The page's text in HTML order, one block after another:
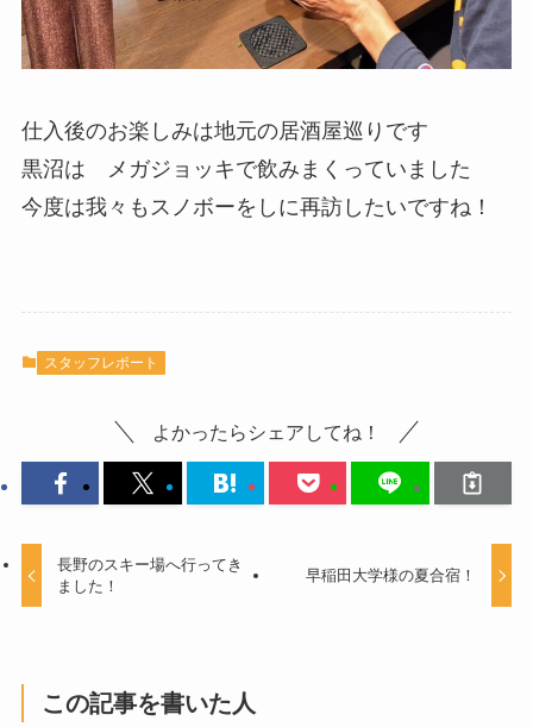
仕入後のお楽しみは地元の居酒屋巡りです
黒沼は メガジョッキで飲みまくっていました
今度は我々もスノボーをしに再訪したいですね！
スタッフレポート
よかったらシェアしてね！
長野のスキー場へ行ってき
ました！
早稲田大学様の夏合宿！
この記事を書いた人